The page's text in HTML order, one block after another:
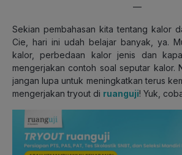
—
Sekian pembahasan kita tentang kalor
Cie, hari ini udah belajar banyak, ya.
kalor, perbedaan kalor jenis dan
mengerjakan contoh soal seputar kalor.
jangan lupa untuk meningkatkan terus
mengerjakan tryout di ruanguji! Yuk,